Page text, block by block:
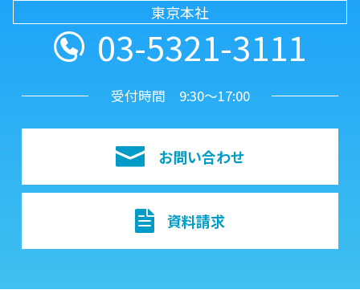
03-5321-3111
東京本社
受付時間 9:30～17:00
お問い合わせ
資料請求